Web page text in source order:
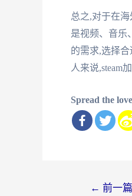
总之,对于在
是视频、音乐
的需求,选择
人来说,steam
Spread the love
← 前一